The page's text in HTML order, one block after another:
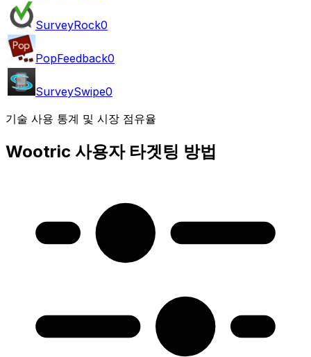
SurveyRock0
PopFeedback0
SurveySwipe0
기술 사용 통계 및 시장 점유율
Wootric 사용자 타겟팅 방법